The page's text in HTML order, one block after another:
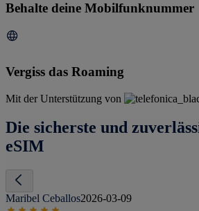
Behalte deine Mobilfunknummer
Vergiss das Roaming
Mit der Unterstützung von
Die sicherste und
eSIM
Maribel Ceballos2026-03-09